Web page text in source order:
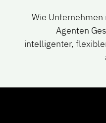
Wie Unternehmen
Agenten
intelligenter,